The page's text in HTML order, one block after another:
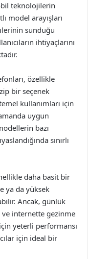
teknolojilerin
model arayışları
sunduğu
ihtiyaçlarını
özellikle
bir seçenek
kullanımları için
uygun
bazı
sınırlı
daha basit bir
ya da yüksek
Ancak, günlük
ve internette gezinme
yeterli performansı
için ideal bir